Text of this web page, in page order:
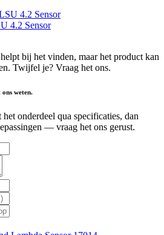
4.2 Sensor
bij het vinden, maar het product kan
Twijfel je? Vraag het ons.
weten.
onderdeel qua specificaties, dan
— vraag het ons gerust.